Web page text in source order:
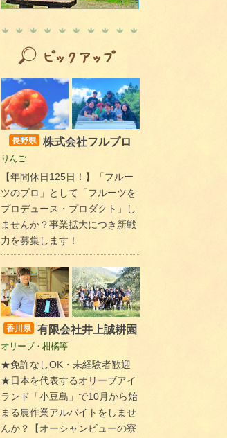
長野県 株式会社フルプロ
りんご
【年間休日125日！】「フルー
ツのプロ」として「フルーツを
プロデュース・プロダクト」し
ませんか？事業拡大につき新戦
力を募集します！
香川県 有限会社井上誠耕園
オリーブ・柑橘等
★免許なしOK・未経験者歓迎
★日本を代表するオリーブアイ
ランド「小豆島」で10月から始
まる農作業アルバイトをしませ
んか？【オーシャンビューの寮